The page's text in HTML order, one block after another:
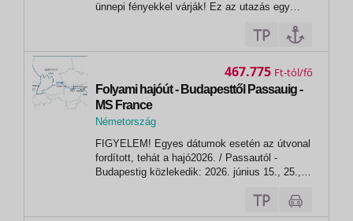
ünnepi fényekkel várják! Ez az utazás egy
Bécsből indul, majd a híres magyar pusztán át
vezet az út a horvát Vukovárba, ahol lehetőség
Folyami hajóút - Budapesttől Passauig -
MS France
Németország
Passau
FIGYELEM! Egyes dátumok esetén az útvonal
fordított, tehát a hajó2026. / Passautól -
Budapestig közlekedik: 2026. június 15., 25.,
10.,20.,26., október 07.,PROGRAM:1. nap:
BudapestBeszállás a hajóra 18h00-tól, üdvözlő
467.775 Ft